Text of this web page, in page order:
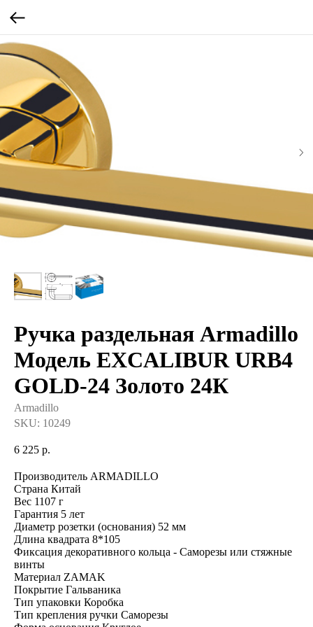
Ручка раздельная Armadillo
Модель EXCALIBUR URB4
GOLD-24 Золото 24К
Armadillo
SKU: 10249
6 225 р.
Производитель ARMADILLO
Страна Китай
Вес 1107 г
Гарантия 5 лет
Диаметр розетки (основания) 52 мм
Длина квадрата 8*105
Фиксация декоративного кольца - Саморезы или стяжные
винты
Материал ZAMAK
Покрытие Гальваника
Тип упаковки Коробка
Тип крепления ручки Саморезы